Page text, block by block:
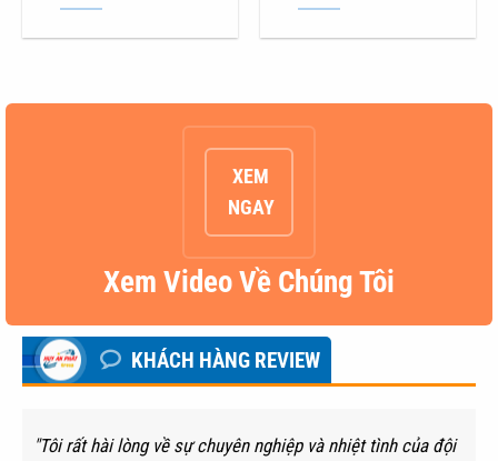
XEM
NGAY
Xem Video Về Chúng Tôi
KHÁCH HÀNG REVIEW
"Tôi rất hài lòng về sự chuyên nghiệp và nhiệt tình của đội